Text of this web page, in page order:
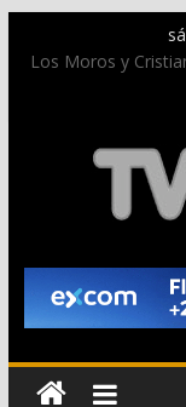
Los Moros y
dan inicio a las
El bando moro
Paco Adsuar dona
de la memoria
La Entraeta
Campo con la
El XII Festival de
figuras nacionales
Torrecremada